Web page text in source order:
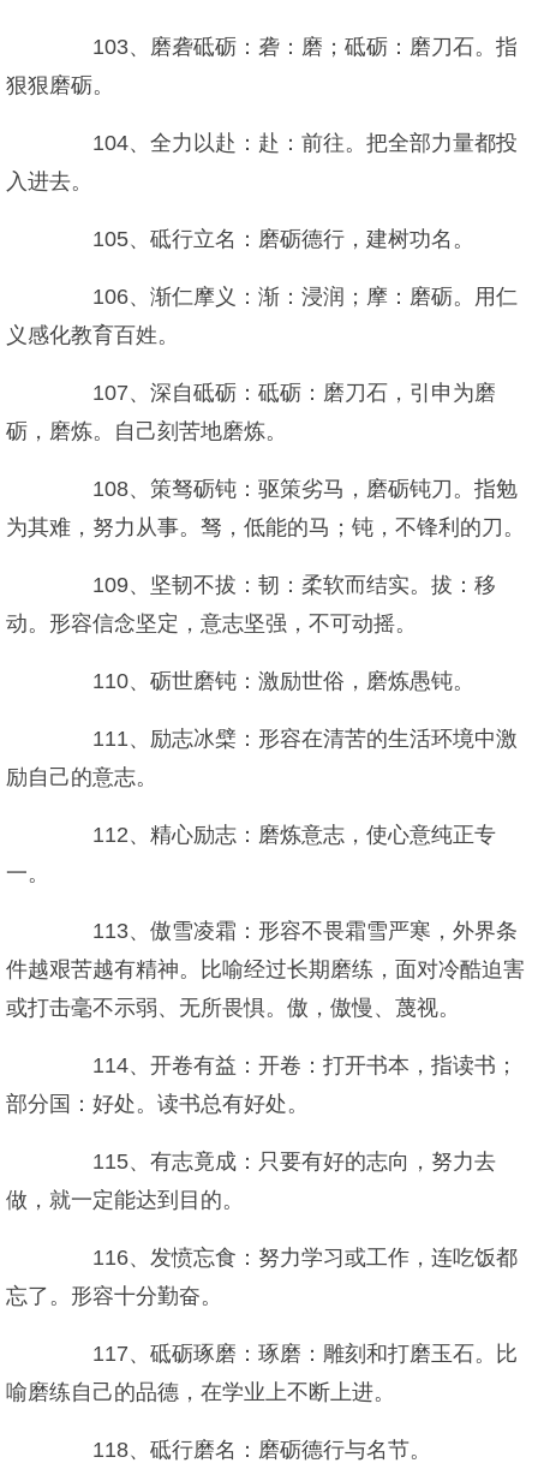
103、磨砻砥砺：砻：磨；砥砺：磨刀石。指
狠狠磨砺。
104、全力以赴：赴：前往。把全部力量都投
入进去。
105、砥行立名：磨砺德行，建树功名。
106、渐仁摩义：渐：浸润；摩：磨砺。用仁
义感化教育百姓。
107、深自砥砺：砥砺：磨刀石，引申为磨
砺，磨炼。自己刻苦地磨炼。
108、策驽砺钝：驱策劣马，磨砺钝刀。指勉
为其难，努力从事。驽，低能的马；钝，不锋利的刀。
109、坚韧不拔：韧：柔软而结实。拔：移
动。形容信念坚定，意志坚强，不可动摇。
110、砺世磨钝：激励世俗，磨炼愚钝。
111、励志冰檗：形容在清苦的生活环境中激
励自己的意志。
112、精心励志：磨炼意志，使心意纯正专
一。
113、傲雪凌霜：形容不畏霜雪严寒，外界条
件越艰苦越有精神。比喻经过长期磨练，面对冷酷迫害
或打击毫不示弱、无所畏惧。傲，傲慢、蔑视。
114、开卷有益：开卷：打开书本，指读书；
部分国：好处。读书总有好处。
115、有志竟成：只要有好的志向，努力去
做，就一定能达到目的。
116、发愤忘食：努力学习或工作，连吃饭都
忘了。形容十分勤奋。
117、砥砺琢磨：琢磨：雕刻和打磨玉石。比
喻磨练自己的品德，在学业上不断上进。
118、砥行磨名：磨砺德行与名节。